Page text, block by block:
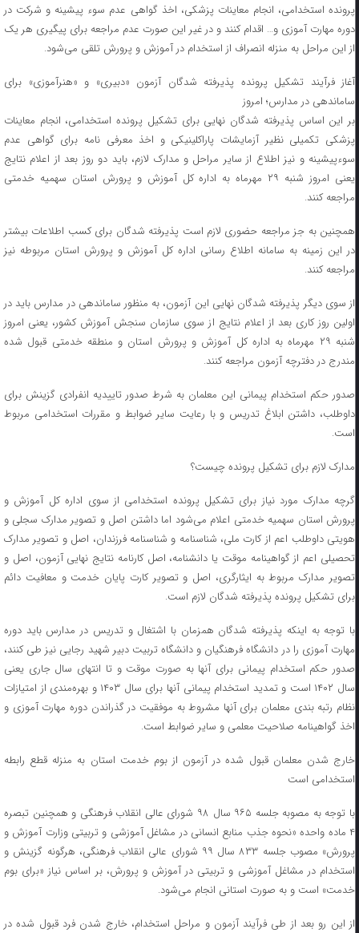
پرونده استخدامی، انجام معاینات پزشکی، اخذ گواهی عدم سوء پیشینه و شرکت در
دوره مهارت آموزی و… اقدام کنند و در غیر این صورت عدم مراجعه برای پیگیری هر یک
از این مراحل به منزله انصراف از استخدام در آموزش و پرورش تلقی می‌شود.
آغاز فرآیند تشکیل پرونده پذیرفته شدگان آزمون «دبیری» و «هنرآموزی» برای
ساماندهی در مدارس؛ امروز
بر این اساس پذیرفته شدگان نهایی برای تشکیل پرونده استخدامی، انجام معاینات
پزشکی تکمیلی نظیر آزمایشات پاراکلینیکی و اخذ معرفی نامه برای گواهی عدم
سوءپیشینه و نیز اطلاع از سایر مراحل و مدارک لازم، باید دو روز بعد از اعلام نتایج
یعنی امروز شنبه ۲۹ مهرماه به اداره کل آموزش و پرورش استان‌ سهمیه خدمتی
مراجعه کنند.
همچنین به جز مراجعه حضوری لازم است پذیرفته شدگان برای کسب اطلاعات بیشتر
در این زمینه به سامانه اطلاع رسانی اداره کل آموزش و پرورش استان مربوطه نیز
مراجعه کنند.
از سوی دیگر پذیرفته شدگان نهایی این آزمون، به منظور ساماندهی در مدارس باید در
اولین روز کاری بعد از اعلام نتایج از سوی سازمان سنجش آموزش کشور، یعنی امروز
شنبه ۲۹ مهرماه به اداره کل آموزش و پرورش استان و منطقه خدمتی قبول شده
مندرج در دفترچه آزمون مراجعه کنند.
صدور حکم استخدام پیمانی این معلمان به شرط صدور تاییدیه انفرادی گزینش برای
داوطلب، داشتن ابلاغ تدریس و با رعایت سایر ضوابط و مقررات استخدامی مربوط
است.
مدارک لازم برای تشکیل پرونده چیست؟
گرچه مدارک مورد نیاز برای تشکیل پرونده استخدامی از سوی اداره کل آموزش و
پرورش استان سهمیه خدمتی اعلام می‌شود اما داشتن اصل و تصویر مدارک سجلی و
هویتی داوطلب اعم از کارت ملی، شناسنامه و شناسنامه فرزندان، اصل و تصویر مدارک
تحصیلی اعم از گواهینامه موقت یا دانشنامه، اصل کارنامه نتایج نهایی آزمون، اصل و
تصویر مدارک مربوط به ایثارگری، اصل و تصویر کارت پایان خدمت و معافیت دائم
برای تشکیل پرونده پذیرفته شدگان لازم است.
با توجه به اینکه پذیرفته شدگان همزمان با اشتغال و تدریس در مدارس باید دوره
مهارت آموزی را در دانشگاه فرهنگیان و دانشگاه تربیت دبیر شهید رجایی نیز طی کنند،
صدور حکم استخدام پیمانی برای آنها به صورت موقت و تا انتهای سال جاری یعنی
سال ۱۴۰۲ است و تمدید استخدام پیمانی آنها برای سال ۱۴۰۳ و بهره‌مندی از امتیازات
نظام رتبه بندی معلمان برای آنها مشروط به موفقیت در گذراندن دوره مهارت آموزی و
اخذ گواهینامه صلاحیت معلمی و سایر ضوابط است.
خارج شدن معلمان قبول شده در آزمون از بوم خدمت استان به منزله قطع رابطه
استخدامی است
با توجه به مصوبه جلسه ۹۶۵ سال ۹۸ شورای عالی انقلاب فرهنگی و همچنین تبصره
۴ ماده واحده «نحوه جذب منابع انسانی در مشاغل آموزشی و تربیتی وزارت آموزش و
پرورش» مصوب جلسه ۸۳۳ سال ۹۹ شورای عالی انقلاب فرهنگی، هرگونه گزینش و
استخدام در مشاغل آموزشی و تربیتی در آموزش و پرورش، بر اساس نیاز «برای بوم
خدمت» است و به صورت استانی انجام می‌شود.
از این رو بعد از طی فرآیند آزمون و مراحل استخدام، خارج شدن فرد قبول شده در